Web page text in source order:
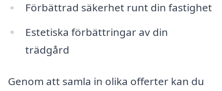
Förbättrad säkerhet runt din fastighet
Estetiska förbättringar av din
trädgård
Genom att samla in olika offerter kan du